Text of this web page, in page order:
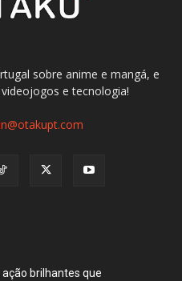
sobre anime e mangá, e
e tecnologia!
brilhantes que